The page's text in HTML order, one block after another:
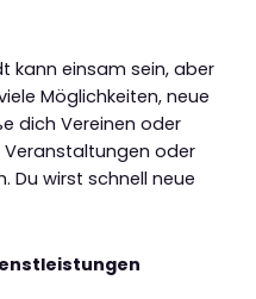
kann einsam sein, aber
Möglichkeiten, neue
dich Vereinen oder
Veranstaltungen oder
Du wirst schnell neue